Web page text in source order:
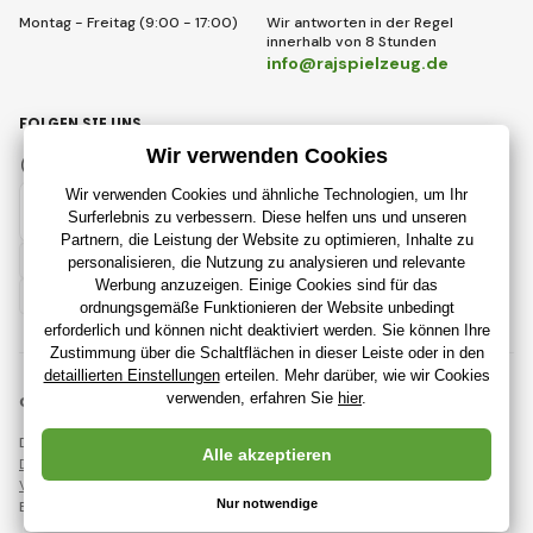
Montag - Freitag (9:00 - 17:00)
Wir antworten in der Regel
innerhalb von 8 Stunden
info@rajspielzeug.de
Deutsch
FOLGEN SIE UNS
Instagram
© 2018 - 2026 RajSpielzeug.de, Alle Rechte vorbehalten
Diese Seite ist durch reCAPTCHA geschützt und es gelten
DatenschutzbestimmungenUnternehmen Google und deren
Vertragsbedingungen.
Erstellung leistungsstarker Online-Shops ab